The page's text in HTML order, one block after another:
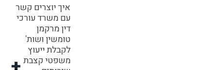
איך יוצרים קשר
עם משרד עורכי
דין מרקמן
טומשין ושות'
לקבלת ייעוץ
משפטי קצבת